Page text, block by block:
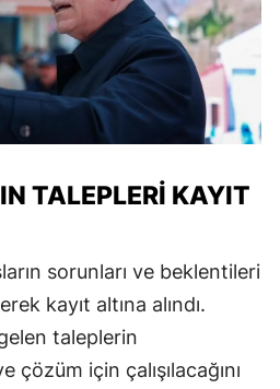
TALEPLERI KAYIT
sorunları ve beklentileri
kayıt altına alındı.
taleplerin
için çalışılacağını